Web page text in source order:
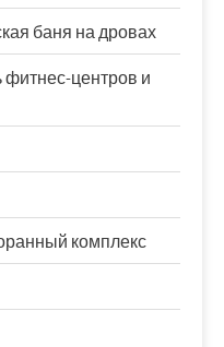
баня на дровах
центров и
комплекс